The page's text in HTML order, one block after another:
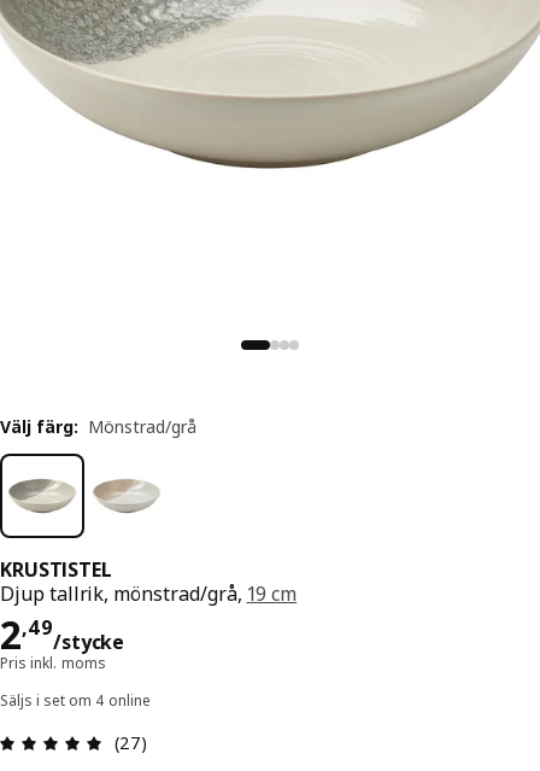
KRUSTISTEL
Djup tallrik, mönstrad/grå, 19 cm
2,49
/stycke
Pris 2,49/stycke
Pris inkl. moms
Säljs i set om 4 online
Recension: 4.9 / 5 stjärnor. Totalt antal
(27)
Välj färg: Mönstrad/grå